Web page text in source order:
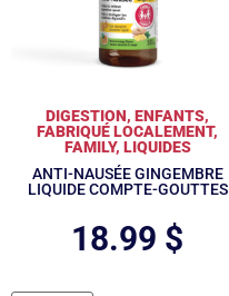
DIGESTION, ENFANTS,
FABRIQUÉ LOCALEMENT,
FAMILY, LIQUIDES
ANTI-NAUSÉE GINGEMBRE
LIQUIDE COMPTE-GOUTTES
18.99 $